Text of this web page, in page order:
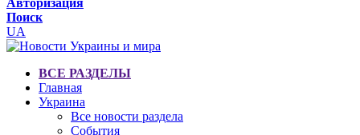
Авторизация
Поиск
UA
ВСЕ РАЗДЕЛЫ
Главная
Украина
Все новости раздела
События